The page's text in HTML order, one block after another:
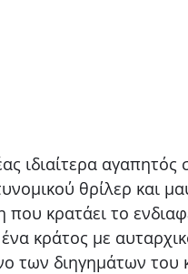
ιδιαίτερα αγαπητός
θρίλερ και
που κρατάει το
κράτος με
των διηγημάτων του